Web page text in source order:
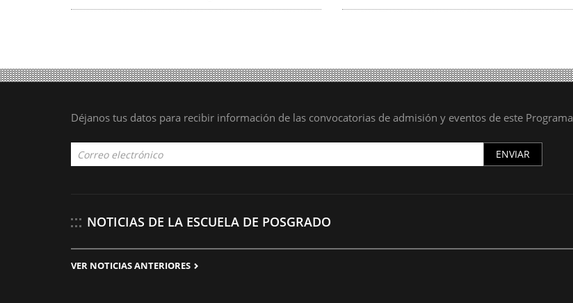
Déjanos tus datos para recibir información de las convocatorias de admisión y eventos de este Programa
ENVIAR
NOTICIAS DE LA ESCUELA DE POSGRADO
VER NOTICIAS ANTERIORES